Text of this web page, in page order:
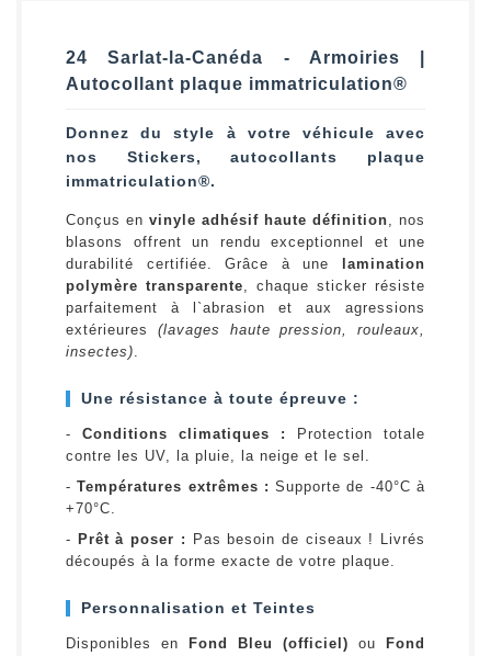
24 Sarlat-la-Canéda - Armoiries |
Autocollant plaque immatriculation®
Donnez du style à votre véhicule avec
nos Stickers, autocollants plaque
immatriculation®.
Conçus en vinyle adhésif haute définition, nos
blasons offrent un rendu exceptionnel et une
durabilité certifiée. Grâce à une
lamination
polymère transparente, chaque sticker résiste
parfaitement à l`abrasion et aux agressions
extérieures (lavages haute pression, rouleaux,
insectes).
Une résistance à toute épreuve :
- Conditions climatiques :
Protection totale
contre les UV, la pluie, la neige et le sel.
-Températures extrêmes : Supporte de -40°C à
+70°C.
- Prêt à poser :
Pas besoin de ciseaux ! Livrés
découpés à la forme exacte de votre plaque.
Personnalisation et Teintes
Disponibles en Fond Bleu (officiel) ou
Fond